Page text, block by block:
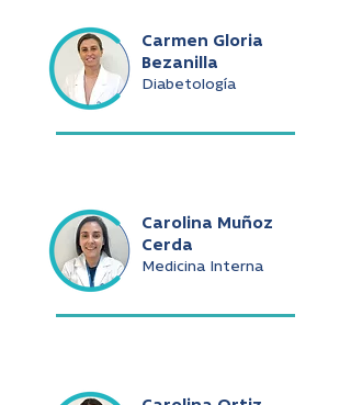
Carmen Gloria
Bezanilla
Diabetología
Carolina Muñoz
Cerda
Medicina Interna